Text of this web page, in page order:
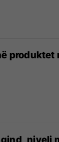
produktet
niveli